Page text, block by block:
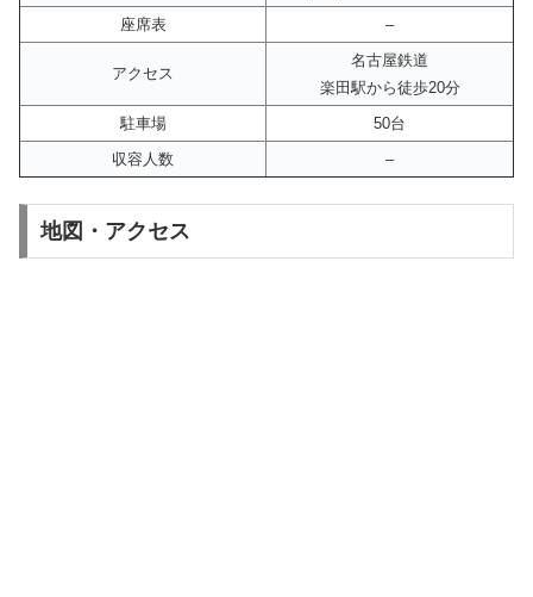
座席表
–
アクセス
名古屋鉄道
楽田駅から徒歩20分
駐車場
50台
収容人数
–
地図・アクセス